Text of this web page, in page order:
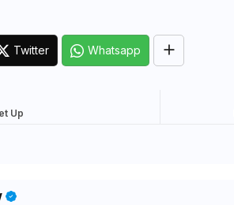
Twitter Whatsapp
Up